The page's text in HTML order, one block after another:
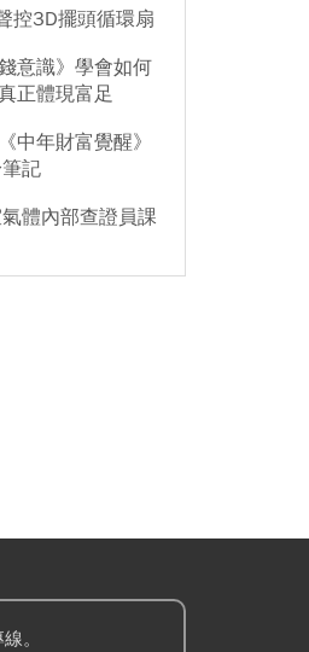
控3D擺頭循環扇
意識》學會如何
正體現富足
中年財富覺醒》
記
體內部查證員課
。